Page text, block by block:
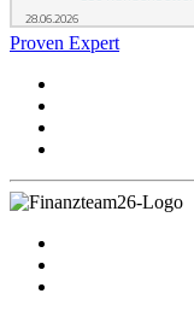
Proven Expert